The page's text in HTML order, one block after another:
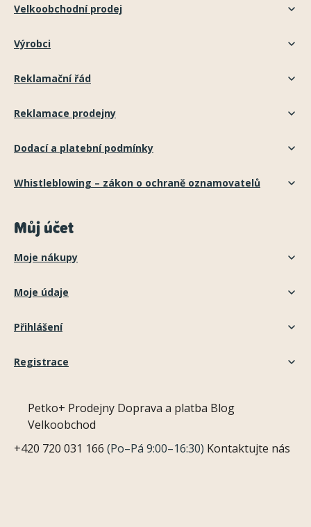
Velkoobchodní prodej
Výrobci
Reklamační řád
Reklamace prodejny
Dodací a platební podmínky
Whistleblowing – zákon o ochraně oznamovatelů
Můj účet
Moje nákupy
Moje údaje
Přihlášení
Registrace
Petko+ Prodejny Doprava a platba Blog
Velkoobchod
+420 720 031 166 (Po–Pá 9:00–16:30) Kontaktujte nás